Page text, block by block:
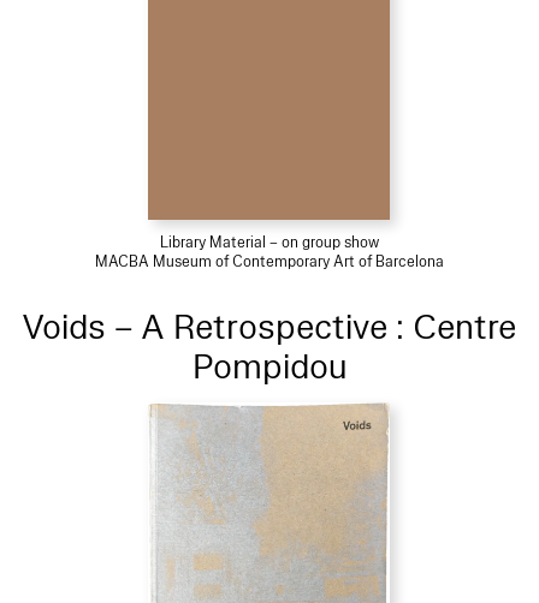
Library Material – on group show
MACBA Museum of Contemporary Art of Barcelona
Voids – A Retrospective : Centre
Pompidou